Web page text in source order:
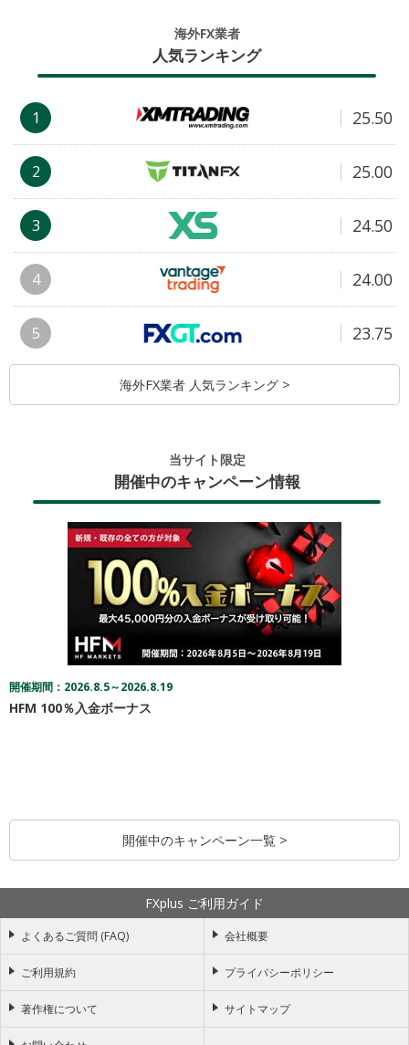
海外FX業者
人気ランキング
1 25.50
2 25.00
3 24.50
4 24.00
5 23.75
海外FX業者 人気ランキング >
当サイト限定
開催中のキャンペーン情報
開催期間：2026.8.5～2026.8.19
HFM 100％入金ボーナス
開催中のキャンペーン一覧 >
FXplus ご利用ガイド
よくあるご質問 (FAQ) 会社概要
ご利用規約 プライバシーポリシー
著作権について サイトマップ